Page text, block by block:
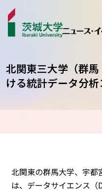
受賞･表彰
北関東三大学（群
ける統計データ分
北関東の群馬大学、宇都
は、データサイエンス